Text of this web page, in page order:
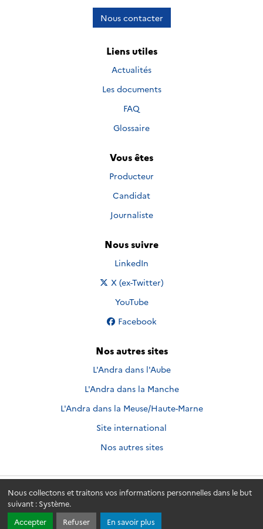
Nous collectons et traitons vos informations personnelles dans le but
suivant : Système.
Accepter
Refuser En savoir plus
Nous contacter
Liens utiles
Actualités
Les documents
FAQ
Glossaire
Vous êtes
Producteur
Candidat
Journaliste
Nous suivre
Nous suivre sur
LinkedIn
Nous suivre sur
X (ex-Twitter)
Nous suivre sur
YouTube
Nous suivre sur
Facebook
Nos autres sites
L'Andra dans l'Aube
L'Andra dans la Manche
L'Andra dans la Meuse/Haute-Marne
Site international
Nos autres sites
Andra.fr © 2026 - Andra. Tous droits réservés.